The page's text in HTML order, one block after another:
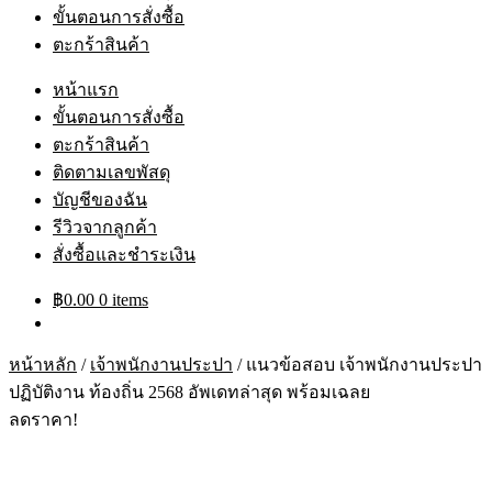
ขั้นตอนการสั่งซื้อ
ตะกร้าสินค้า
หน้าแรก
ขั้นตอนการสั่งซื้อ
ตะกร้าสินค้า
ติดตามเลขพัสดุ
บัญชีของฉัน
รีวิวจากลูกค้า
สั่งซื้อและชำระเงิน
฿0.00 0 items
หน้าหลัก / เจ้าพนักงานประปา / แนวข้อสอบ เจ้าพนักงานประปา
ปฏิบัติงาน ท้องถิ่น 2568 อัพเดทล่าสุด พร้อมเฉลย
ลดราคา!